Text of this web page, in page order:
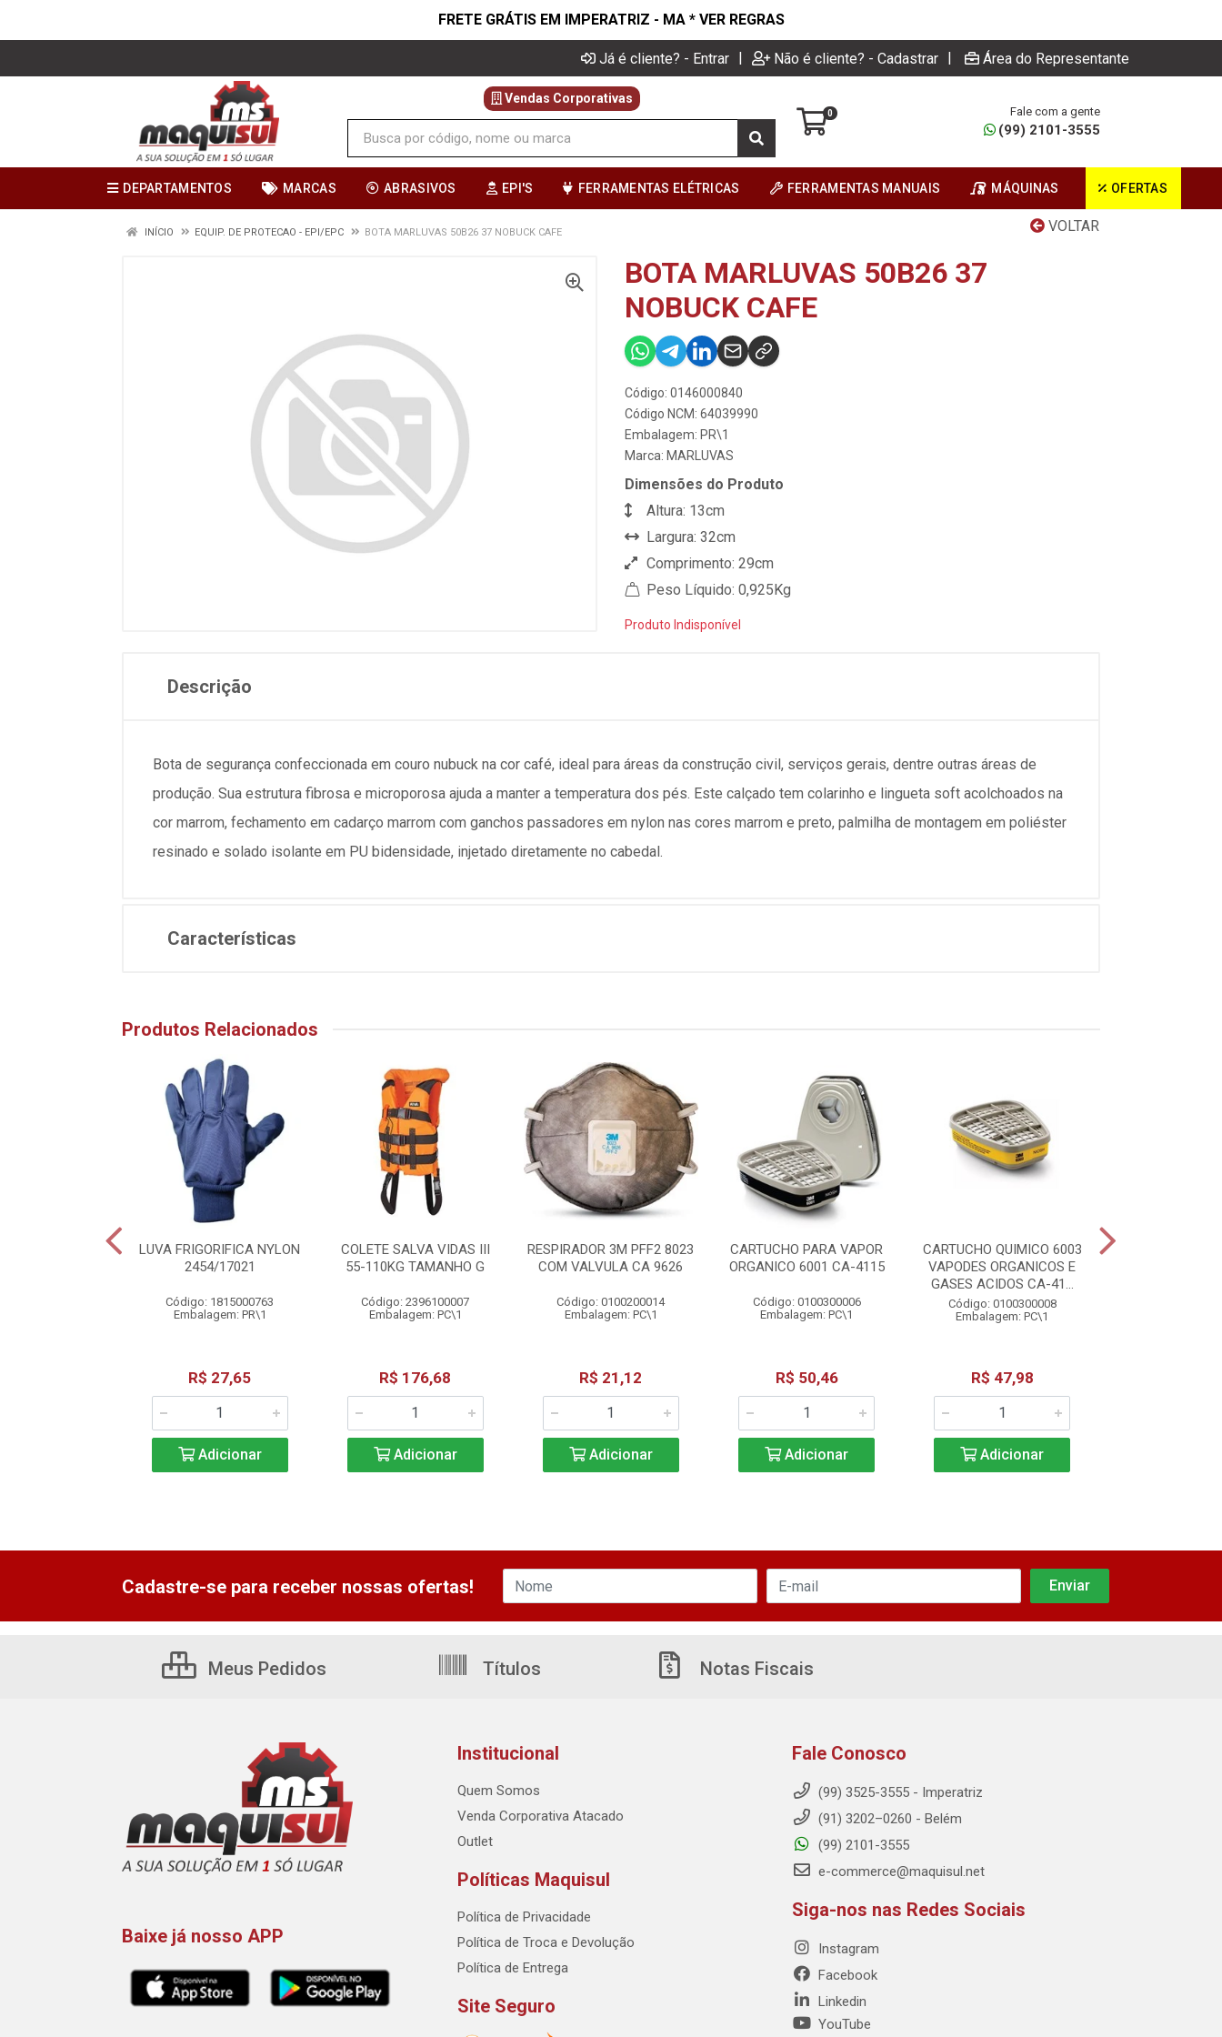
FRETE GRÁTIS EM IMPERATRIZ - MA * VER REGRAS
Já é cliente? - Entrar | Não é cliente? - Cadastrar | Área do Representante
Vendas Corporativas
0 Fale com a gente
(99) 2101-3555
DEPARTAMENTOS MARCAS ABRASIVOS EPI'S FERRAMENTAS ELÉTRICAS FERRAMENTAS MANUAIS MÁQUINAS OFERTAS
VOLTAR
INÍCIO EQUIP. DE PROTECAO - EPI/EPC BOTA MARLUVAS 50B26 37 NOBUCK CAFE
BOTA MARLUVAS 50B26 37
NOBUCK CAFE
Código: 0146000840
Código NCM: 64039990
Embalagem: PR\1
Marca: MARLUVAS
Dimensões do Produto
Altura: 13cm
Largura: 32cm
Comprimento: 29cm
Peso Líquido: 0,925Kg
Produto Indisponível
Descrição
Bota de segurança confeccionada em couro nubuck na cor café, ideal para áreas da construção civil, serviços gerais, dentre outras áreas de
produção. Sua estrutura fibrosa e microporosa ajuda a manter a temperatura dos pés. Este calçado tem colarinho e lingueta soft acolchoados na
cor marrom, fechamento em cadarço marrom com ganchos passadores em nylon nas cores marrom e preto, palmilha de montagem em poliéster
resinado e solado isolante em PU bidensidade, injetado diretamente no cabedal.
Características
Produtos Relacionados
LUVA FRIGORIFICA NYLON
2454/17021
Código: 1815000763
Embalagem: PR\1
R$ 27,65
Adicionar
COLETE SALVA VIDAS III
55-110KG TAMANHO G
Código: 2396100007
Embalagem: PC\1
R$ 176,68
Adicionar
RESPIRADOR 3M PFF2 8023
COM VALVULA CA 9626
Código: 0100200014
Embalagem: PC\1
R$ 21,12
Adicionar
CARTUCHO PARA VAPOR
ORGANICO 6001 CA-4115
Código: 0100300006
Embalagem: PC\1
R$ 50,46
Adicionar
CARTUCHO QUIMICO 6003
VAPODES ORGANICOS E
GASES ACIDOS CA-41...
Código: 0100300008
Embalagem: PC\1
R$ 47,98
Adicionar
Cadastre-se para receber nossas ofertas!
Meus Pedidos Títulos Notas Fiscais
Baixe já nosso APP
Institucional
Quem Somos
Venda Corporativa Atacado
Outlet
Políticas Maquisul
Política de Privacidade
Política de Troca e Devolução
Política de Entrega
Site Seguro
Fale Conosco
(99) 3525-3555 - Imperatriz
(91) 3202–0260 - Belém
(99) 2101-3555
e-commerce@maquisul.net
Siga-nos nas Redes Sociais
Instagram
Facebook
Linkedin
YouTube